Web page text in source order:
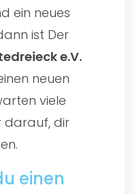
ein neues
ist Der
e.V.
neuen
viele
darauf, dir
einen